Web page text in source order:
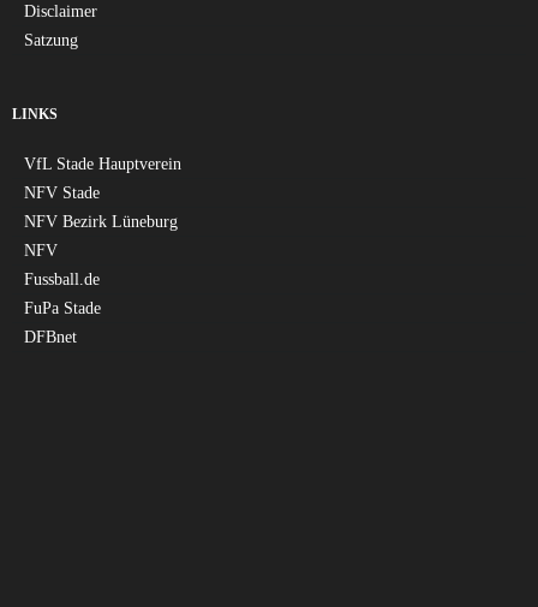
Disclaimer
Satzung
LINKS
VfL Stade Hauptverein
NFV Stade
NFV Bezirk Lüneburg
NFV
Fussball.de
FuPa Stade
DFBnet